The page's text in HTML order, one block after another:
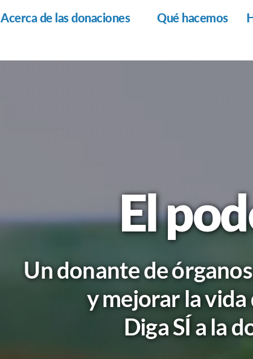
Acerca de las donaciones Qué hacemos
El
Un donante de
y mejorar la vida
Diga SÍ a la